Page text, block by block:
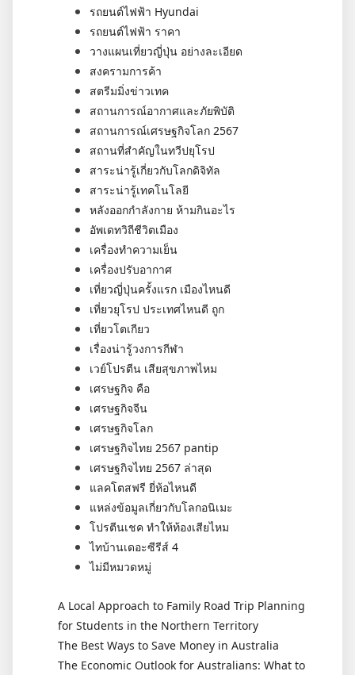
รถยนต์ไฟฟ้า Hyundai
รถยนต์ไฟฟ้า ราคา
วางแผนเที่ยวญี่ปุ่น อย่างละเอียด
สงครามการค้า
สตรีมมิ่งข่าวเทค
สถานการณ์อากาศและภัยพิบัติ
สถานการณ์เศรษฐกิจโลก 2567
สถานที่สำคัญในทวีปยุโรป
สาระน่ารู้เกี่ยวกับโลกดิจิทัล
สาระน่ารู้เทคโนโลยี
หลังออกกําลังกาย ห้ามกินอะไร
อัพเดทวิถีชีวิตเมือง
เครื่องทำความเย็น
เครื่องปรับอากาศ
เที่ยวญี่ปุ่นครั้งแรก เมืองไหนดี
เที่ยวยุโรป ประเทศไหนดี ถูก
เที่ยวโตเกียว
เรื่องน่ารู้วงการกีฬา
เวย์โปรตีน เสียสุขภาพไหม
เศรษฐกิจ คือ
เศรษฐกิจจีน
เศรษฐกิจโลก
เศรษฐกิจไทย 2567 pantip
เศรษฐกิจไทย 2567 ล่าสุด
แลคโตสฟรี ยี่ห้อไหนดี
แหล่งข้อมูลเกี่ยวกับโลกอนิเมะ
โปรตีนเชค ทำให้ท้องเสียไหม
ไทบ้านเดอะซีรีส์ 4
ไม่มีหมวดหมู่
A Local Approach to Family Road Trip Planning
for Students in the Northern Territory
The Best Ways to Save Money in Australia
The Economic Outlook for Australians: What to